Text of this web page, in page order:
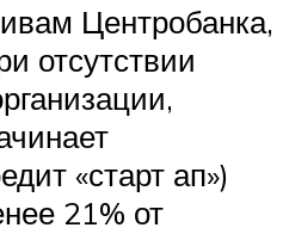
Центробанка,
отсутствии
«старт ап»)
21% от